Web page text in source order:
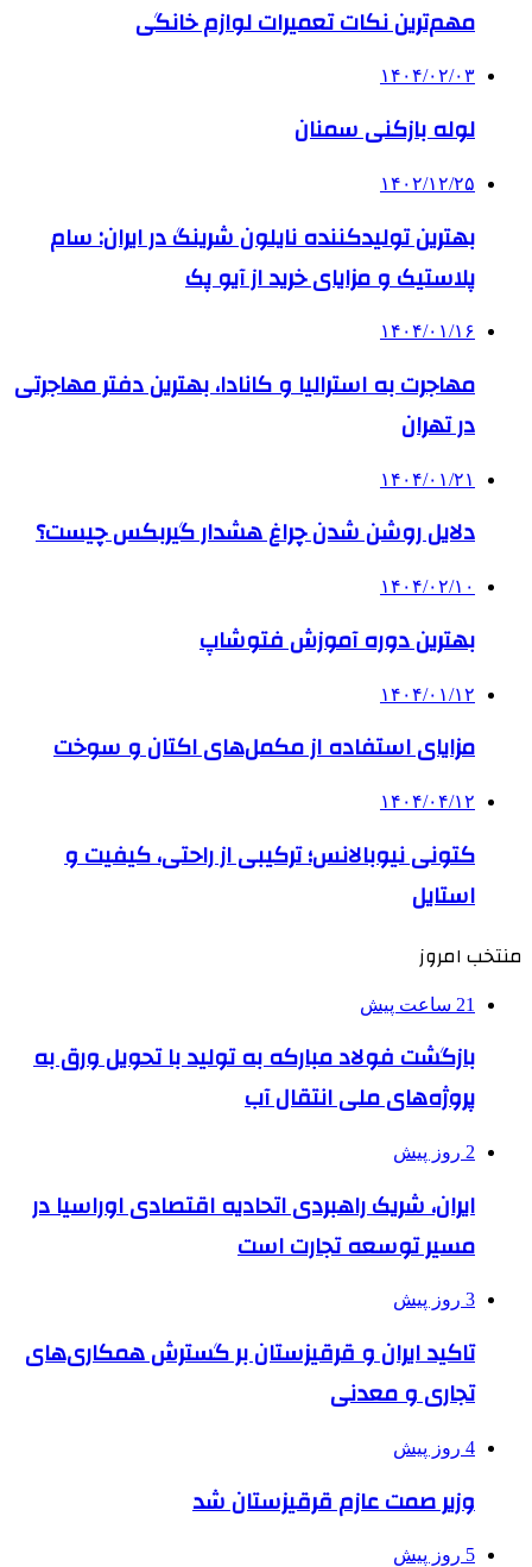
مهم‌ترین نکات تعمیرات لوازم خانگی
۱۴۰۴/۰۲/۰۳
لوله بازکنی سمنان
۱۴۰۲/۱۲/۲۵
بهترین تولیدکننده نایلون شرینگ در ایران: سام
پلاستیک و مزایای خرید از آیو پک
۱۴۰۴/۰۱/۱۶
مهاجرت به استرالیا و کانادا، بهترین دفتر مهاجرتی
در تهران
۱۴۰۴/۰۱/۲۱
دلایل روشن شدن چراغ هشدار گیربکس چیست؟
۱۴۰۴/۰۲/۱۰
بهترین دوره آموزش فتوشاپ
۱۴۰۴/۰۱/۱۲
مزایای استفاده از مکمل‌های اکتان و سوخت
۱۴۰۴/۰۴/۱۲
کتونی نیوبالانس؛ ترکیبی از راحتی، کیفیت و
استایل
منتخب امروز
21 ساعت پیش
بازگشت فولاد مبارکه به تولید با تحویل ورق به
پروژه‌های ملی انتقال آب
2 روز پیش
ایران، شریک راهبردی اتحادیه اقتصادی اوراسیا در
مسیر توسعه تجارت است
3 روز پیش
تاکید ایران و قرقیزستان بر گسترش همکاری‌های
تجاری و معدنی
4 روز پیش
وزیر صمت عازم قرقیزستان شد
5 روز پیش